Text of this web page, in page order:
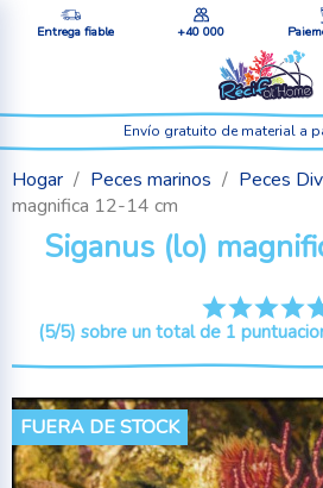
Entrega fiable +40 000
Envío gratuito de material a
Hogar Peces marinos Peces
magnifica 12-14 cm
Siganus (lo)
(5/5) sobre un total de 1
FUERA DE STOCK